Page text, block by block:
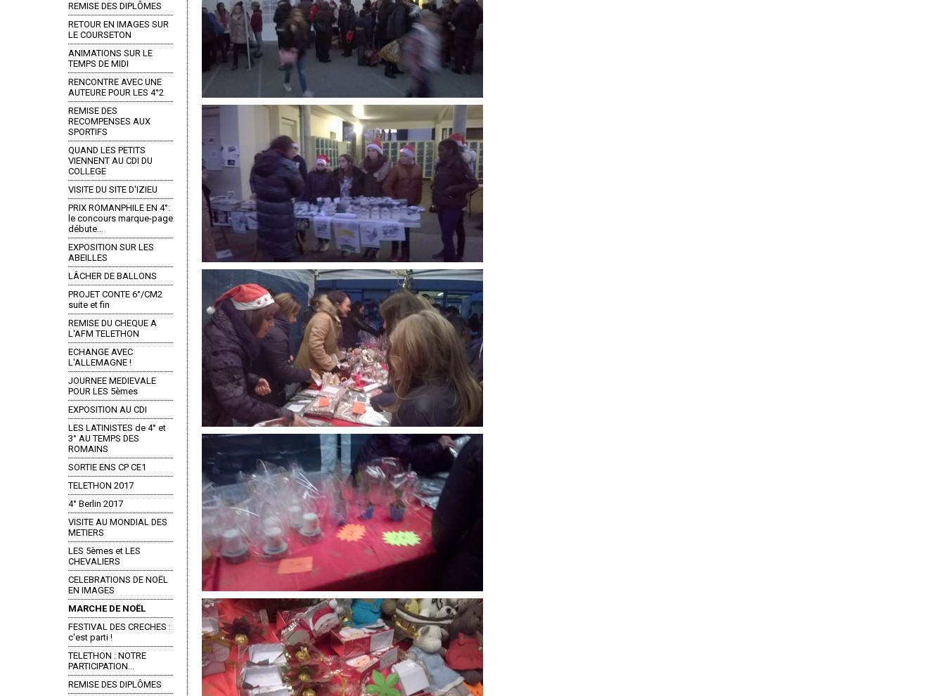
REMISE DES DIPLÔMES
RETOUR EN IMAGES SUR
LE COURSETON
ANIMATIONS SUR LE
TEMPS DE MIDI
RENCONTRE AVEC UNE
AUTEURE POUR LES 4°2
REMISE DES
RECOMPENSES AUX
SPORTIFS
QUAND LES PETITS
VIENNENT AU CDI DU
COLLEGE
VISITE DU SITE D'IZIEU
PRIX ROMANPHILE EN 4°:
le concours marque-page
débute...
EXPOSITION SUR LES
ABEILLES
LÂCHER DE BALLONS
PROJET CONTE 6°/CM2
suite et fin
REMISE DU CHEQUE A
L'AFM TELETHON
ECHANGE AVEC
L'ALLEMAGNE !
JOURNEE MEDIEVALE
POUR LES 5èmes
EXPOSITION AU CDI
LES LATINISTES de 4° et
3° AU TEMPS DES
ROMAINS
SORTIE ENS CP CE1
TELETHON 2017
4° Berlin 2017
VISITE AU MONDIAL DES
METIERS
LES 5èmes et LES
CHEVALIERS
CELEBRATIONS DE NOËL
EN IMAGES
MARCHE DE NOËL
FESTIVAL DES CRECHES :
c'est parti !
TELETHON : NOTRE
PARTICIPATION...
REMISE DES DIPLÔMES